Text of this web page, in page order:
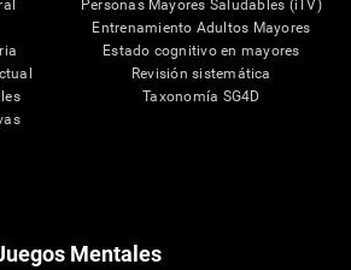
Personas Mayores Saludables (iTV)
Entrenamiento Adultos Mayores
Estado cognitivo en mayores
Revisión sistemática
Taxonomía SG4D
Mentales